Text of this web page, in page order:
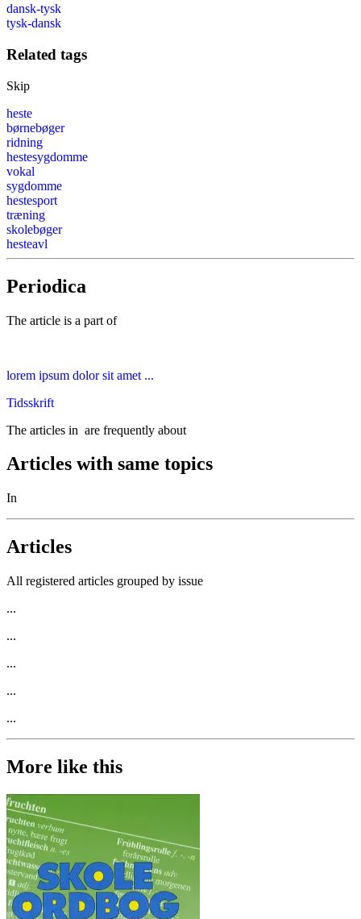
dansk-tysk
tysk-dansk
Related tags
Skip
heste
børnebøger
ridning
hestesygdomme
vokal
sygdomme
hestesport
træning
skolebøger
hesteavl
Periodica
The article is a part of
lorem ipsum dolor sit amet ...
Tidsskrift
The articles in are frequently about
Articles with same topics
In
Articles
All registered articles grouped by issue
...
...
...
...
...
More like this